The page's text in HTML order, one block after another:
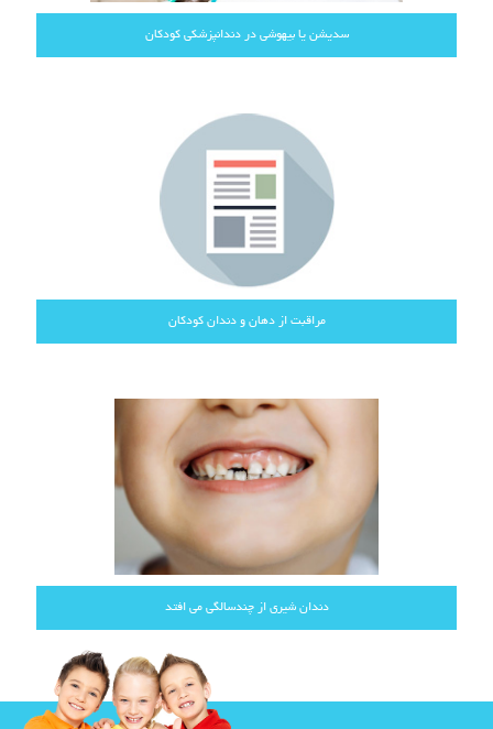
سدیشن یا بیهوشی در دندانپزشکی کودکان
مراقبت از دهان و دندان کودکان
دندان شیری از چندسالگی می افتد